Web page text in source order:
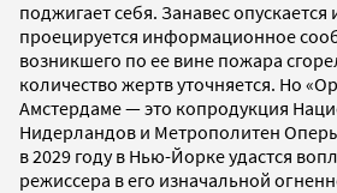
поджигает себя. Занавес опускается
проецируется информационное
возникшего по ее вине пожара
количество жертв уточняется. Но
Амстердаме — это копродукция
Нидерландов и Метрополитен
в 2029 году в Нью-Йорке удастся
режиссера в его изначальной